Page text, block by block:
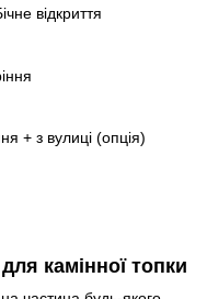
відкриття
+ з вулиці (опція)
камінної топки